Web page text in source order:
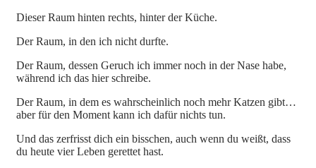
Dieser Raum hinten rechts, hinter der Küche.
Der Raum, in den ich nicht durfte.
Der Raum, dessen Geruch ich immer noch in der Nase habe,
während ich das hier schreibe.
Der Raum, in dem es wahrscheinlich noch mehr Katzen gibt…
aber für den Moment kann ich dafür nichts tun.
Und das zerfrisst dich ein bisschen, auch wenn du weißt, dass
du heute vier Leben gerettet hast.